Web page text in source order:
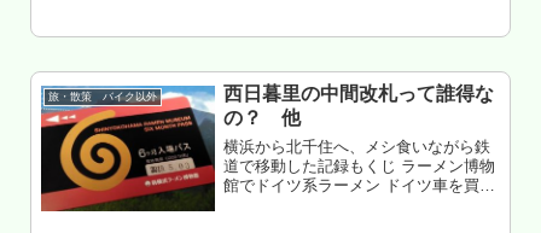
旅・散策 バイク以外
西日暮里の中間改札って誰得な
の？ 他
横浜から北千住へ、メシ食いながら鉄
道で移動した記録もくじ ラーメン博物
館でドイツ系ラーメン ドイツ車を買い